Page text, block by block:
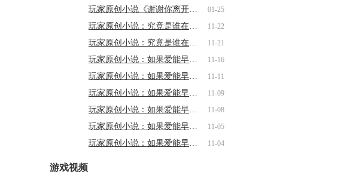
01-25
11-22
11-21
11-16
11-11
11-09
11-08
11-05
11-04
游戏视频